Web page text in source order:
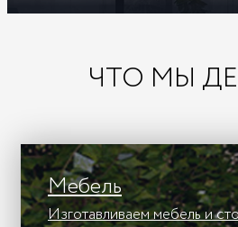
ЧТО МЫ
Мебель
Изготавливаем мебель и